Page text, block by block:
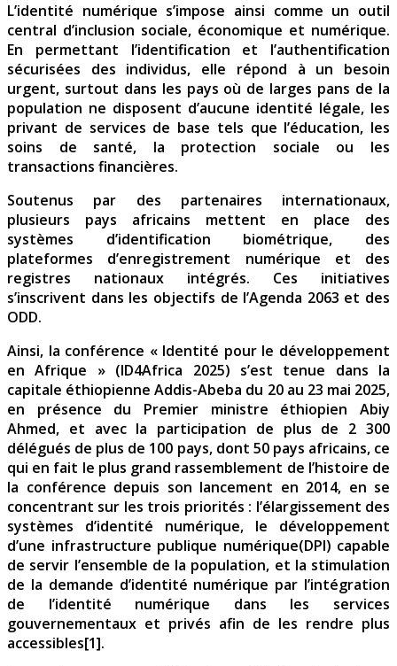
L’identité numérique s’impose ainsi comme un outil
central d’inclusion sociale, économique et numérique.
En permettant l’identification et l’authentification
sécurisées des individus, elle répond à un besoin
urgent, surtout dans les pays où de larges pans de la
population ne disposent d’aucune identité légale, les
privant de services de base tels que l’éducation, les
soins de santé, la protection sociale ou les
transactions financières.
Soutenus par des partenaires internationaux,
plusieurs pays africains mettent en place des
systèmes d’identification biométrique, des
plateformes d’enregistrement numérique et des
registres nationaux intégrés. Ces initiatives
s’inscrivent dans les objectifs de l’Agenda 2063 et des
ODD.
Ainsi, la conférence « Identité pour le développement
en Afrique » (ID4Africa 2025) s’est tenue dans la
capitale éthiopienne Addis-Abeba du 20 au 23 mai 2025,
en présence du Premier ministre éthiopien Abiy
Ahmed, et avec la participation de plus de 2 300
délégués de plus de 100 pays, dont 50 pays africains, ce
qui en fait le plus grand rassemblement de l’histoire de
la conférence depuis son lancement en 2014, en se
concentrant sur les trois priorités : l’élargissement des
systèmes d’identité numérique, le développement
d’une infrastructure publique numérique(DPI) capable
de servir l’ensemble de la population, et la stimulation
de la demande d’identité numérique par l’intégration
de l’identité numérique dans les services
gouvernementaux et privés afin de les rendre plus
accessibles[1].